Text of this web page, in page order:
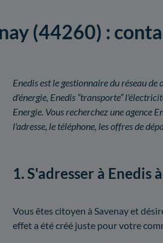
(44260) :
Enedis est le gestionnaire du réseau
d'énergie, Enedis “transporte”
Energie. Vous recherchez une agence
l'adresse, le téléphone, les offres de
1. S'adresser à Enedis
Vous êtes citoyen à Savenay et
effet a été créé juste pour votre